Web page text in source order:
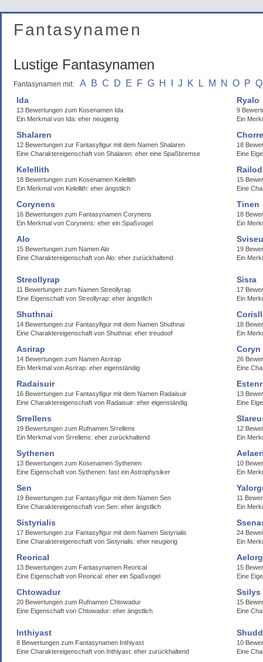
Fantasynamen
Lustige Fantasynamen
Fantasynamen mit: A B C D E F G H J K L M N O P Q
Ida
13 Bewertungen zum Kosenamen Ida
Ein Merkmal von Ida: eher neugierig
Ryalo
9
Ein
Shalaren
12 Bewertungen zur Fantasyfigur mit dem Namen Shalaren
Eine Charaktereigenschaft von Shalaren: eher eine Spaßbremse
18
Eine
Kelellith
18 Bewertungen zum Kosenamen Kelellith
Ein Merkmal von Kelellith: eher ängstlich
15
Eine
Corynens
16 Bewertungen zum Fantasynamen Corynens
Ein Merkmal von Corynens: eher ein Spaßvogel
Tinen
18
Ein
Alo
15 Bewertungen zum Namen Alo
Eine Charaktereigenschaft von Alo: eher zurückhaltend
19
Ein
Streollyrap
11 Bewertungen zum Namen Streollyrap
Eine Eigenschaft von Streollyrap: eher ängstlich
Sisra
17
Ein
Shuthnai
14 Bewertungen zur Fantasyfigur mit dem Namen Shuthnai
Eine Charaktereigenschaft von Shuthnai: eher treudoof
18
Ein
Asrirap
14 Bewertungen zum Namen Asrirap
Ein Merkmal von Asrirap: eher eigenständig
Coryn
26
Eine
Radaisuir
16 Bewertungen zur Fantasyfigur mit dem Namen Radaisuir
Eine Charaktereigenschaft von Radaisuir: eher eigenständig
13
Eine
Srrellens
19 Bewertungen zum Rufnamen Srrellens
Ein Merkmal von Srrellens: eher zurückhaltend
12
Ein
Sythenen
13 Bewertungen zum Kosenamen Sythenen
Eine Eigenschaft von Sythenen: fast ein Astrophysiker
10
Ein
Sen
19 Bewertungen zur Fantasyfigur mit dem Namen Sen
Eine Charaktereigenschaft von Sen: eher ängstlich
11
Ein
Sistyrialis
17 Bewertungen zur Fantasyfigur mit dem Namen Sistyrialis
Eine Charaktereigenschaft von Sistyrialis: eher neugierig
24
Ein
Reorical
13 Bewertungen zum Fantasynamen Reorical
Eine Eigenschaft von Reorical: eher ein Spaßvogel
15
Eine
Chtowadur
20 Bewertungen zum Rufnamen Chtowadur
Eine Eigenschaft von Chtowadur: eher ängstlich
Ssilys
15
Eine
Inthiyast
8 Bewertungen zum Fantasynamen Inthiyast
Eine Charaktereigenschaft von Inthiyast: eher zurückhaltend
10
Eine